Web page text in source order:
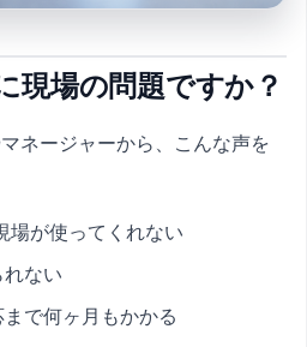
現場の問題ですか？
ネージャーから、こんな声を
場が使ってくれない
れない
で何ヶ月もかかる